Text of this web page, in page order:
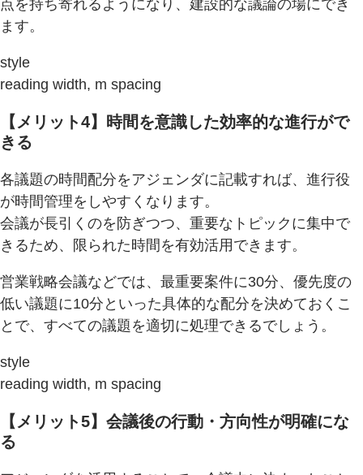
点を持ち寄れるようになり、建設的な議論の場にでき
ます。
style
reading width, m spacing
【メリット4】時間を意識した効率的な進行がで
きる
各議題の時間配分をアジェンダに記載すれば、進行役
が時間管理をしやすくなります。
会議が長引くのを防ぎつつ、重要なトピックに集中で
きるため、限られた時間を有効活用できます。
営業戦略会議などでは、最重要案件に30分、優先度の
低い議題に10分といった具体的な配分を決めておくこ
とで、すべての議題を適切に処理できるでしょう。
style
reading width, m spacing
【メリット5】会議後の行動・方向性が明確にな
る